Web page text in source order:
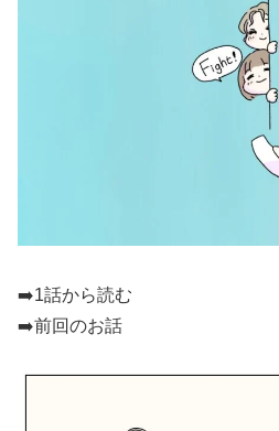
➡️1話から読む
➡️前回のお話